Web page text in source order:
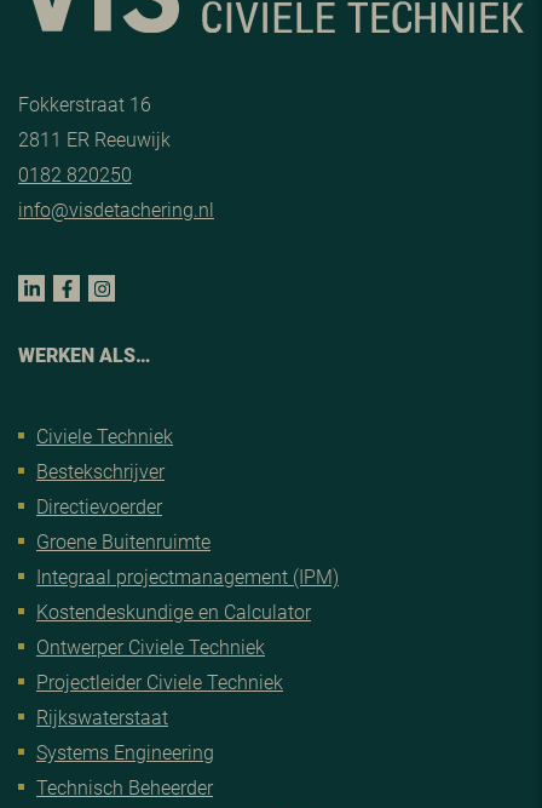
Fokkerstraat 16
2811 ER Reeuwijk
0182 820250
info@visdetachering.nl
WERKEN ALS…
Civiele Techniek
Bestekschrijver
Directievoerder
Groene Buitenruimte
Integraal projectmanagement (IPM)
Kostendeskundige en Calculator
Ontwerper Civiele Techniek
Projectleider Civiele Techniek
Rijkswaterstaat
Systems Engineering
Technisch Beheerder